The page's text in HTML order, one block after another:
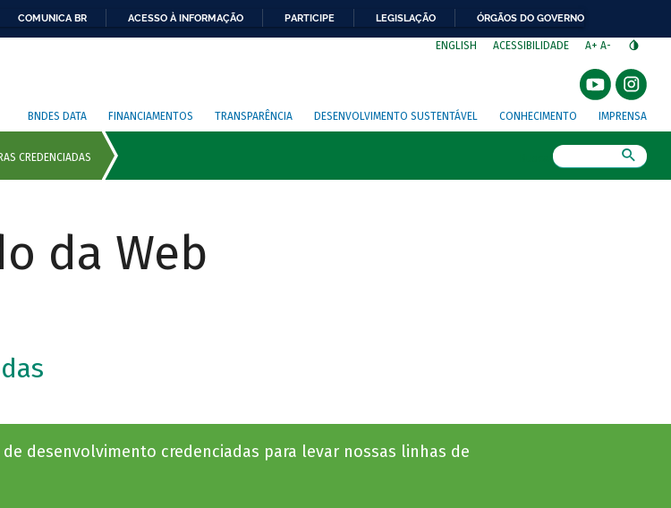
COMUNICA BR ACESSO À INFORMAÇÃO PARTICIPE LEGISLAÇÃO ÓRGÃOS DO GOVERNO
ENGLISH ACESSIBILIDADE A+ A-
BNDES DATA FINANCIAMENTOS TRANSPARÊNCIA DESENVOLVIMENTO SUSTENTÁVEL CONHECIMENTO IMPRENSA
da Web
desenvolvimento credenciadas para levar nossas linhas de